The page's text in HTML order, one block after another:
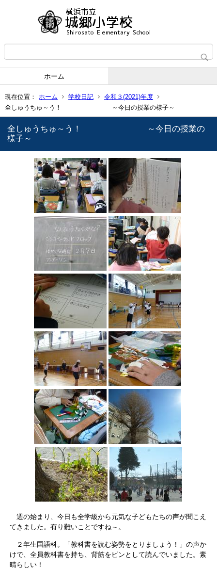
ホーム
現在位置： ホーム 学校日記
令和３(2021)年度
全しゅうちゅ～う！ ～今日の授業の様子～
全しゅうちゅ～う！ ～今日の授業の
様子～
週の始まり、今日も全学級から元気な子どもたちの声が聞こえ
てきました。有り難いことですね～。
２年生国語科。「教科書を読む姿勢をとりましょう！」の声か
けで、全員教科書を持ち、背筋をピンとして読んでいました。素
晴らしい！